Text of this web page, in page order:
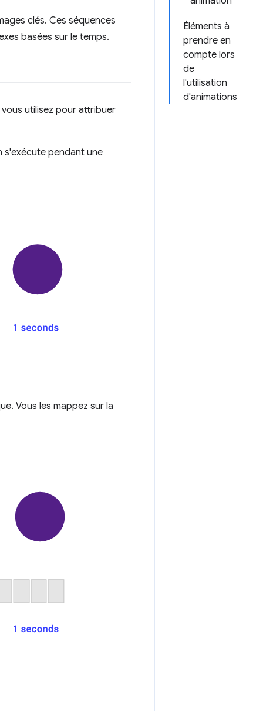
Éléments à
prendre en
compte lors
de
l'utilisation
d'animations
clés. Ces séquences
basées sur le temps.
utilisez pour attribuer
s'exécute pendant une
Vous les mappez sur la